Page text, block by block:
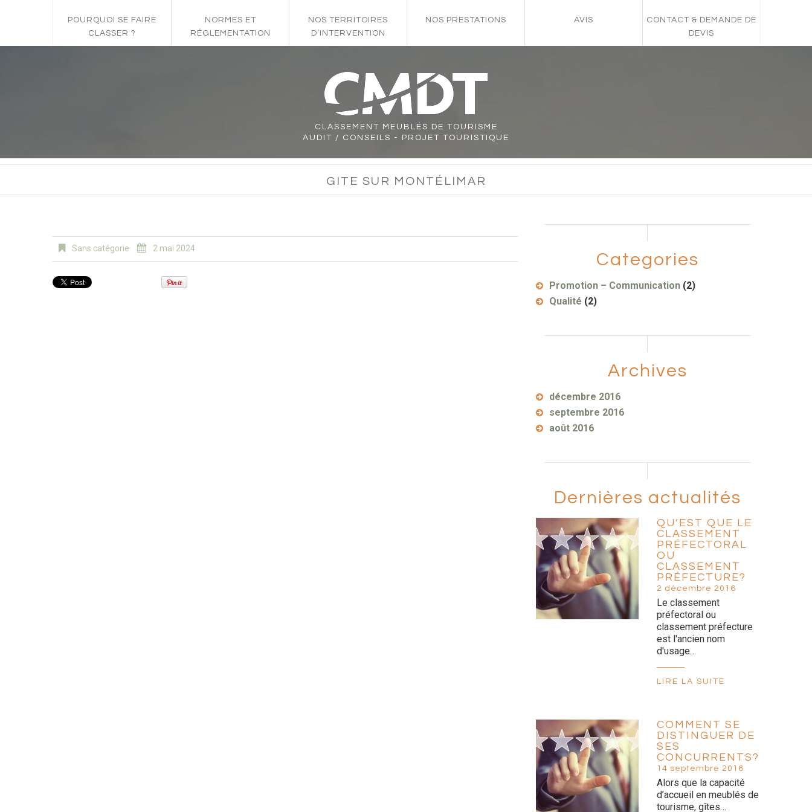
POURQUOI SE FAIRE
CLASSER ?
NORMES ET
RÉGLEMENTATION
NOS TERRITOIRES
D’INTERVENTION
NOS PRESTATIONS AVIS
CONTACT & DEMANDE DE
DEVIS
CLASSEMENT
MEUBLÉS DE TOURISME
AUDIT / CONSEILS - PROJET TOURISTIQUE
GITE SUR MONTÉLIMAR
Sans catégorie 2 mai 2024
Categories
Promotion – Communication (2)
Qualité (2)
Archives
décembre 2016
septembre 2016
août 2016
Dernières actualités
QU’EST QUE LE
CLASSEMENT
PRÉFECTORAL
OU
CLASSEMENT
PRÉFECTURE?
2 décembre 2016
Le classement
préfectoral ou
classement préfecture
est l'ancien nom
d'usage…
LIRE LA SUITE
COMMENT SE
DISTINGUER DE
SES
CONCURRENTS?
14 septembre 2016
Alors que la capacité
d’accueil en meublés de
tourisme, gîtes…